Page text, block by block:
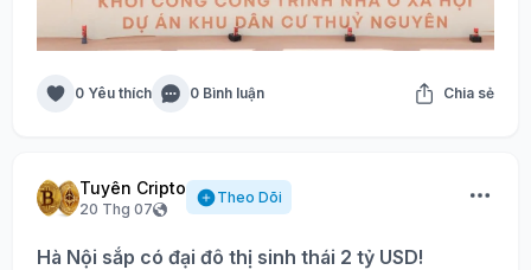
0 Yêu thích 0 Bình luận Chia sẻ
Tuyên Cripto
20 Thg 07
Theo Dõi
Hà Nội sắp có đại đô thị sinh thái 2 tỷ USD!